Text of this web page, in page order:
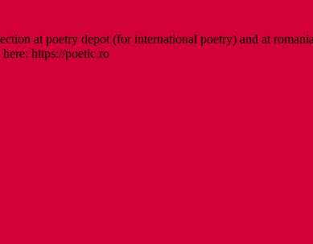
at poetry depot (for international poetry) and at
https://poetic.ro